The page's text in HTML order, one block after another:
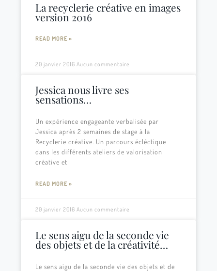
La recyclerie créative en images
version 2016
READ MORE »
20 janvier 2016 Aucun commentaire
Jessica nous livre ses
sensations…
Un expérience engageante verbalisée par
Jessica après 2 semaines de stage à la
Recyclerie créative. Un parcours écléctique
dans les différents ateliers de valorisation
créative et
READ MORE »
20 janvier 2016 Aucun commentaire
Le sens aigu de la seconde vie
des objets et de la créativité…
Le sens aigu de la seconde vie des objets et de